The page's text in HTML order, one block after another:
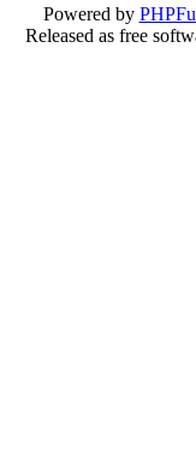
Powered by
Released as free